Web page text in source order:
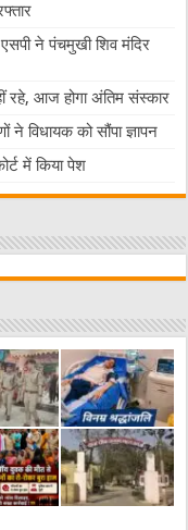
ने पंचमुखी शिव मंदिर
रहे, आज होगा अंतिम संस्कार
ने विधायक को सौंपा ज्ञापन
में किया पेश